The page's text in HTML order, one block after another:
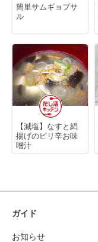
簡単サムギョプサ
ル
【減塩】なすと絹
揚げのピリ辛お味
噌汁
ガイド
お知らせ